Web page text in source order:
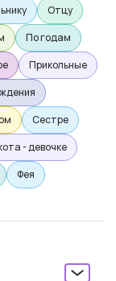
Отцу
По годам
Прикольные
Сестре
- девочке
Фея